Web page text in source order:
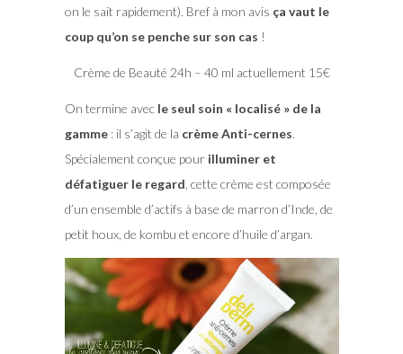
on le sait rapidement). Bref à mon avis ça vaut le
coup qu’on se penche sur son cas !
Crème de Beauté 24h – 40 ml actuellement 15€
On termine avec le seul soin « localisé » de la
gamme: il s’agit de la crème Anti-cernes.
Spécialement conçue pour illuminer et
défatiguer le regard , cette crème est composée
d’un ensemble d’actifs à base de marron d’Inde, de
petit houx, de kombu et encore d’huile d’argan.